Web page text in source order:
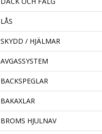
LÅS
SKYDD / HJÄLMAR
AVGASSYSTEM
BACKSPEGLAR
BAKAXLAR
BROMS HJULNAV